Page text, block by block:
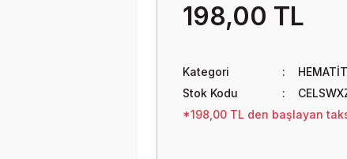
198,00 TL
Kategori
Stok Kodu
*198,00 TL den başlayan